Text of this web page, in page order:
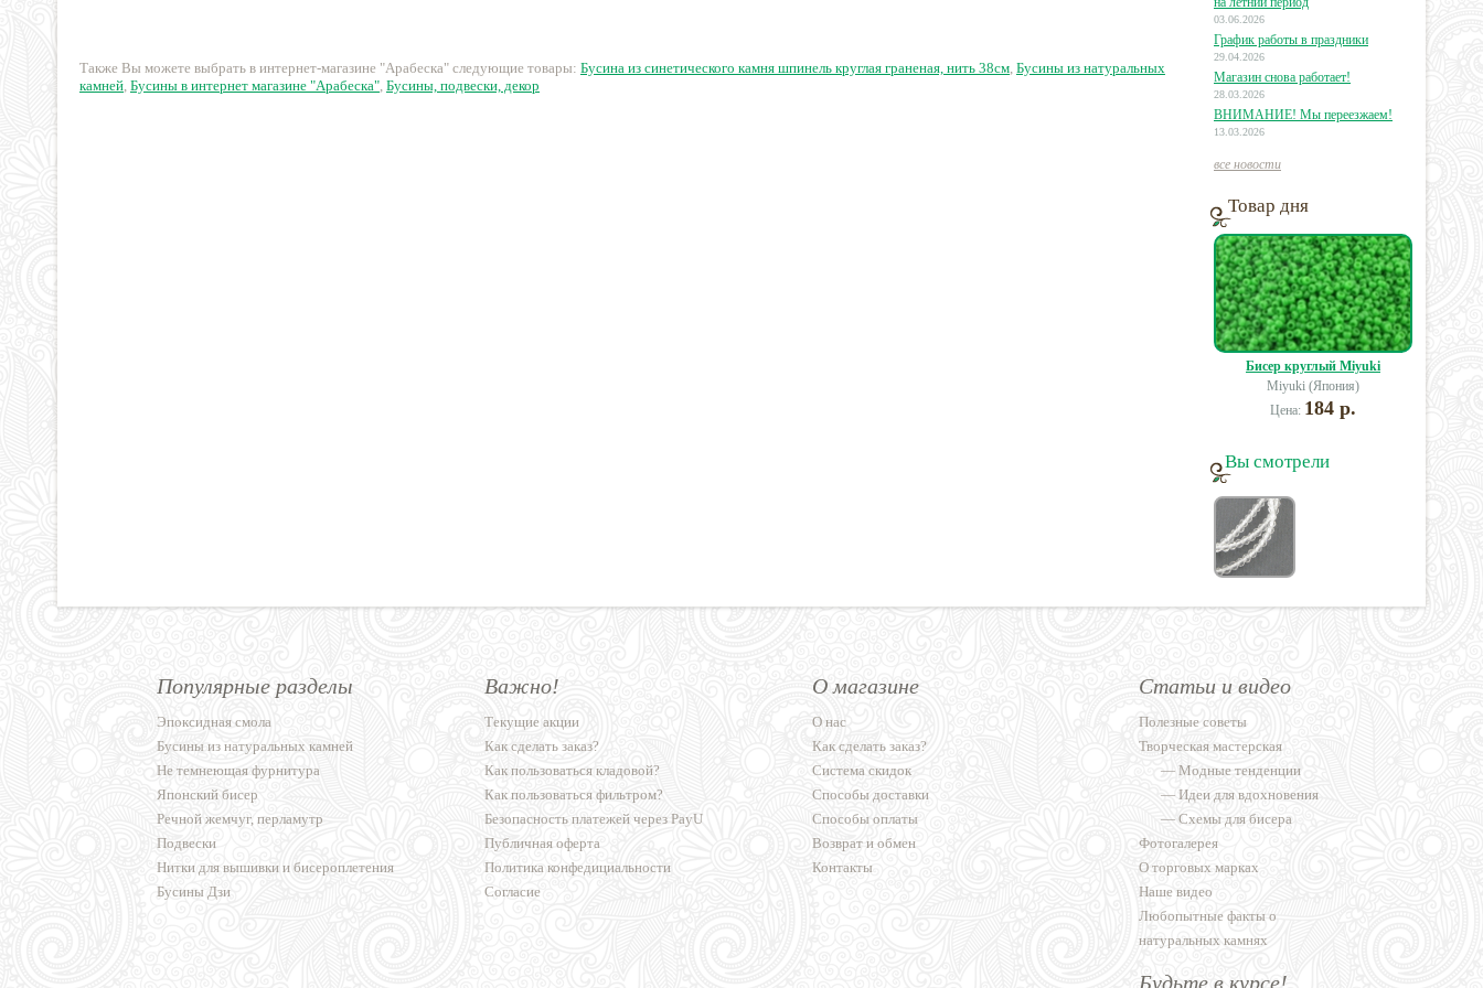
565 руб. 12 руб.
Также Вы можете выбрать в интернет-магазине "Арабеска" следующие товары: Бусина из синетического камня шпинель круглая граненая, нить 38см, Бусины из натуральных
камней, Бусины в интернет магазине "Арабеска", Бусины, подвески, декор
03.06.2026
График работы в праздники
29.04.2026
Магазин снова работает!
28.03.2026
ВНИМАНИЕ! Мы переезжаем!
13.03.2026
все новости
Товар дня
Бисер круглый Miyuki
Miyuki (Япония)
Цена: 184 р.
Вы смотрели
Популярные разделы
Эпоксидная смола
Бусины из натуральных камней
Не темнеющая фурнитура
Японский бисер
Речной жемчуг, перламутр
Подвески
Нитки для вышивки и бисероплетения
Бусины Дзи
Важно!
Текущие акции
Как сделать заказ?
Как пользоваться кладовой?
Как пользоваться фильтром?
Безопасность платежей через PayU
Публичная оферта
Политика конфедициальности
Согласие
О магазине
О нас
Как сделать заказ?
Система скидок
Способы доставки
Способы оплаты
Возврат и обмен
Контакты
Статьи и видео
Полезные советы
Творческая мастерская
—Модные тенденции
—Идеи для вдохновения
—Схемы для бисера
Фотогалерея
О торговых марках
Наше видео
Любопытные факты о
натуральных камнях
Будьте в курсе!